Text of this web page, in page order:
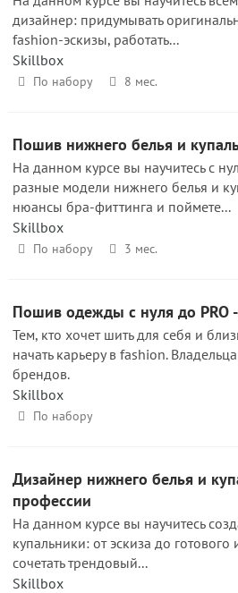
дизайнер: придумывать
fashion-эскизы, работать...
Skillbox
По набору 8 мес.
Пошив нижнего белья и
На данном курсе вы научитесь с
разные модели нижнего белья и
нюансы бра-фиттинга и поймете...
Skillbox
По набору 3 мес.
Пошив одежды с нуля до PRO
Тем, кто хочет шить для себя и
начать карьеру в fashion.
брендов.
Skillbox
По набору
Дизайнер нижнего белья и
профессии
На данном курсе вы научитесь
купальники: от эскиза до готового
сочетать трендовый...
Skillbox